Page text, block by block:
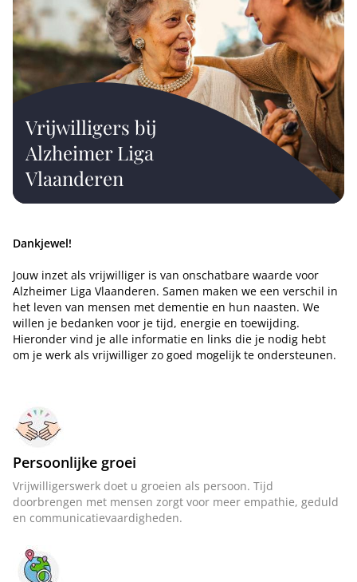
Vrijwilligers bij
Alzheimer Liga
Vlaanderen
Dankjewel!
Jouw inzet als vrijwilliger is van onschatbare waarde voor
Alzheimer Liga Vlaanderen. Samen maken we een verschil in
het leven van mensen met dementie en hun naasten. We
willen je bedanken voor je tijd, energie en toewijding.
Hieronder vind je alle informatie en links die je nodig hebt
om je werk als vrijwilliger zo goed mogelijk te ondersteunen.
Persoonlijke groei
Vrijwilligerswerk doet u groeien als persoon. Tijd
doorbrengen met mensen zorgt voor meer empathie, geduld
en communicatievaardigheden.